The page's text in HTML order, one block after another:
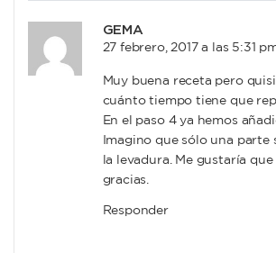
GEMA
27 febrero, 2017 a las 5:31
Muy buena receta pero
cuánto tiempo tiene que
En el paso 4 ya hemos
Imagino que sólo una parte
la levadura. Me gustaría que
gracias.
Responder